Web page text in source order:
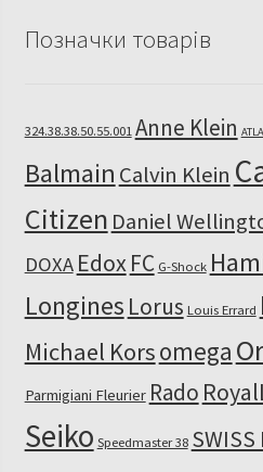
Позначки товарів
324.38.38.50.55.001 Anne Klein
Balmain Calvin Klein
Citizen Daniel
DOXA Edox FC G-Shock
Longines Lorus Louis Errard
Michael Korsomega
Parmigiani Fleurier Rado
Seiko Speedmaster 38 SWISS